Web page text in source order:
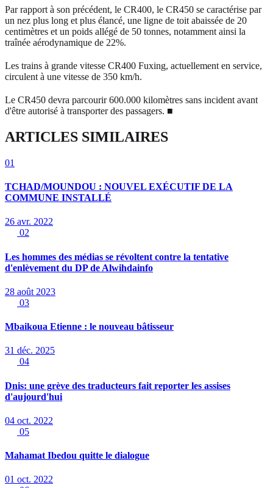
Par rapport à son précédent, le CR400, le CR450 se caractérise par
un nez plus long et plus élancé, une ligne de toit abaissée de 20
centimètres et un poids allégé de 50 tonnes, notamment ainsi la
traînée aérodynamique de 22%.
Les trains à grande vitesse CR400 Fuxing, actuellement en service,
circulent à une vitesse de 350 km/h.
Le CR450 devra parcourir 600.000 kilomètres sans incident avant
d'être autorisé à transporter des passagers. ■
ARTICLES SIMILAIRES
01
TCHAD/MOUNDOU : NOUVEL EXÉCUTIF DE LA
COMMUNE INSTALLÉ
26 avr. 2022
02
Les hommes des médias se révoltent contre la tentative
d'enlèvement du DP de Alwihdainfo
28 août 2023
03
Mbaikoua Etienne : le nouveau bâtisseur
31 déc. 2025
04
Dnis: une grève des traducteurs fait reporter les assises
d'aujourd'hui
04 oct. 2022
05
Mahamat Ibedou quitte le dialogue
01 oct. 2022